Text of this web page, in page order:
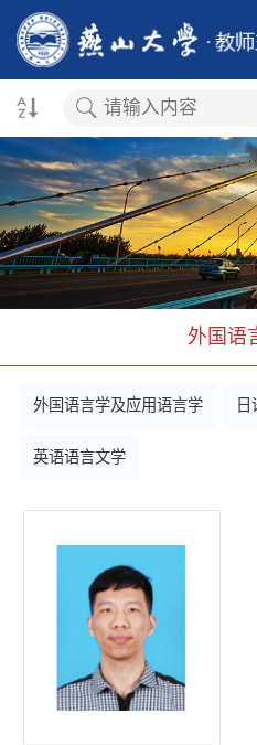
外国语
外国语言学及应用语言学 日
英语语言文学